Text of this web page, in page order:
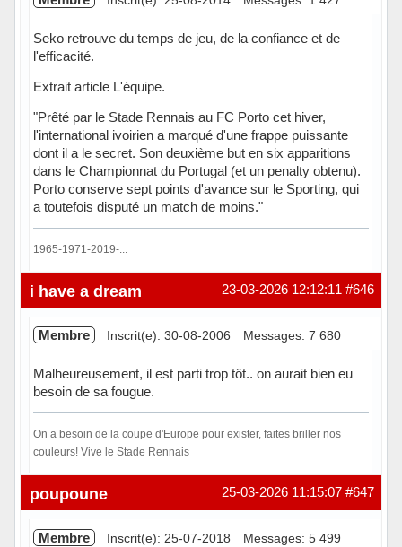
Seko retrouve du temps de jeu, de la confiance et de
l'efficacité.
Extrait article L'équipe.
"Prêté par le Stade Rennais au FC Porto cet hiver,
l'international ivoirien a marqué d'une frappe puissante
dont il a le secret. Son deuxième but en six apparitions
dans le Championnat du Portugal (et un penalty obtenu).
Porto conserve sept points d'avance sur le Sporting, qui
a toutefois disputé un match de moins."
1965-1971-2019-...
Hors ligne #646
23-03-2026 12:12:11
i have a dream
Membre Inscrit(e): 30-08-2006 Messages: 7 680
Malheureusement, il est parti trop tôt.. on aurait bien eu
besoin de sa fougue.
On a besoin de la coupe d'Europe pour exister, faites briller nos
couleurs! Vive le Stade Rennais
Hors ligne #647
25-03-2026 11:15:07
poupoune
Membre Inscrit(e): 25-07-2018 Messages: 5 499